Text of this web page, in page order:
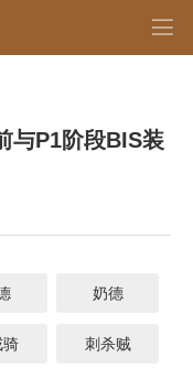
与P1阶段BIS装
奶德
骑 刺杀贼